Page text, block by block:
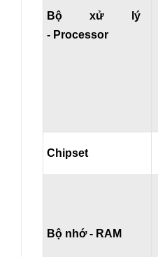
Bộ xử lý
- Processor
Chipset
Bộ nhớ - RAM